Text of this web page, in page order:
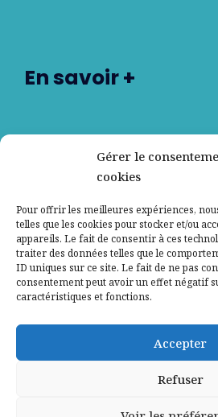
Gérer le
cookies
Pour offrir les meilleures expériences,
telles que les cookies pour stocker et/ou
appareils. Le fait de consentir à ces
traiter des données telles que le
ID uniques sur ce site. Le fait de ne pas
consentement peut avoir un effet négatif
caractéristiques et fonctions.
Accepter
Refuser
En savoir +
Contactez-nous
Mentions légales